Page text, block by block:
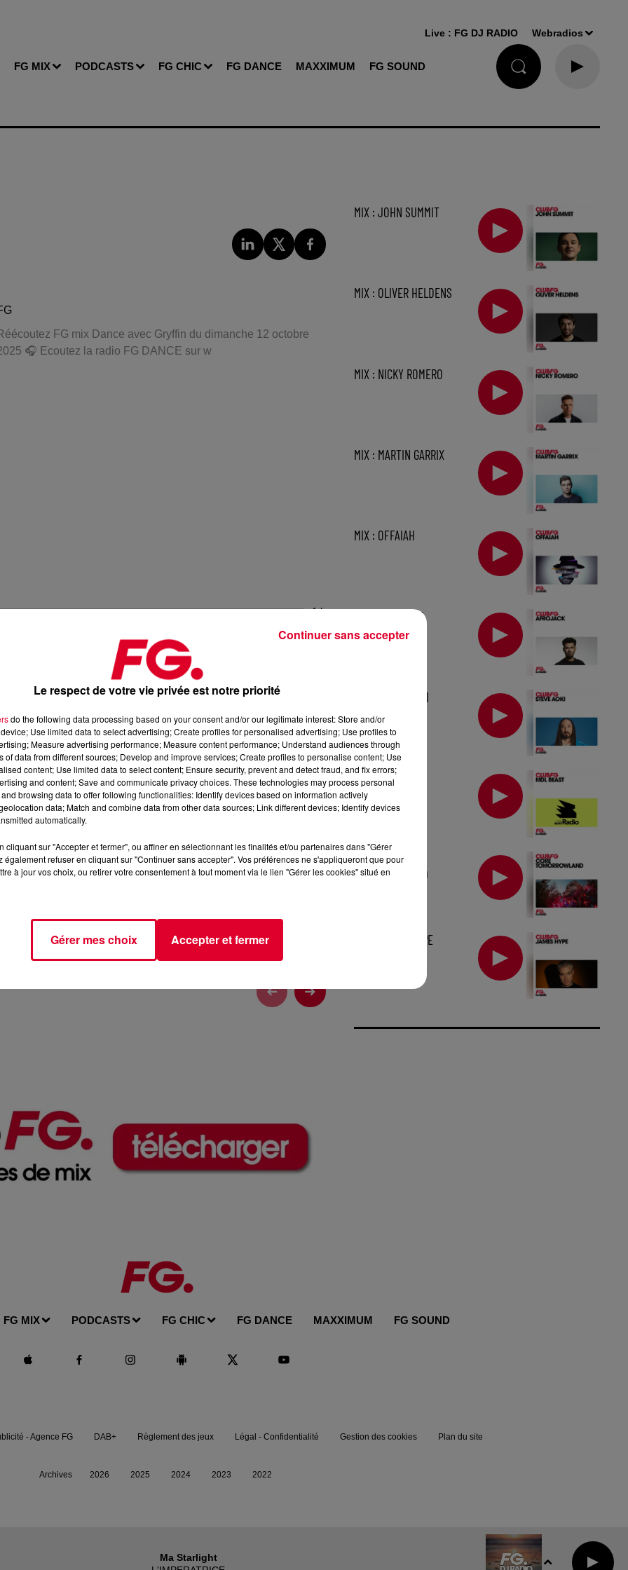
FG MIX PODCASTS FG CHIC FG DANCE MAXXIMUM FG SOUND
Live : FG DJ RADIO Webradios
FG mix Dance avec Gryffin du dimanche 12 octobre
🎧 Ecoutez la radio FG DANCE sur w
1 h
2025
, 📱 et sur l’Application FG (IOShttps://urlz.fr/hhZxGoogle
rave et tech-house
MIX : JOHN SUMMIT
MIX : OLIVER HELDENS
MIX : NICKY ROMERO
MIX : MARTIN GARRIX
MIX : OFFAIAH
MIX : AFROJACK
MIX : STEVE AOKI
MIX : MDL BEAST
MIX : CORE
TOMORROWLAND
MIX : JAMES HYPE
FG MIX PODCASTS FG CHIC FG DANCE MAXXIMUM FG SOUND
Ma Starlight
- Agence FG DAB+ Règlement des jeux Légal - Confidentialité Gestion des cookies Plan du site
Archives 2026 2025 2024 2023 2022
Le respect de votre vie privée est notre priorité
do the following data processing based on your consent and/or our legitimate interest: Store and/or
Use limited data to select advertising; Create profiles for personalised advertising; Use profiles to
Measure advertising performance; Measure content performance; Understand audiences through
of data from different sources; Develop and improve services; Create profiles to personalise content; Use
content; Use limited data to select content; Ensure security, prevent and detect fraud, and fix errors;
and content; Save and communicate privacy choices. These technologies may process personal
browsing data to offer following functionalities: Identify devices based on information actively
data; Match and combine data from other data sources; Link different devices; Identify devices
automatically.
cliquant sur "Accepter et fermer", ou affiner en sélectionnant les finalités et/ou partenaires dans "Gérer
également refuser en cliquant sur "Continuer sans accepter". Vos préférences ne s'appliqueront que pour
à jour vos choix, ou retirer votre consentement à tout moment via le lien "Gérer les cookies" situé en
Gérer mes choix Accepter et fermer
Continuer sans accepter